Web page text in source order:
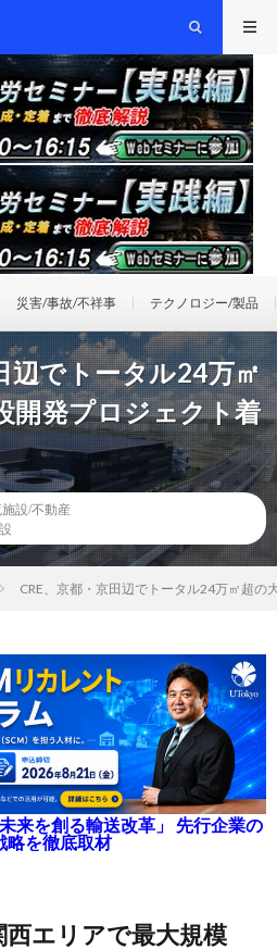
災害/事故/不祥事 テクノロジー/製品
辺でトータル24万㎡
開発プロジェクト着
設/不動産
CRE、京都・京田辺でトータル24万㎡超の
来を創る輸送改革」 先行企業の
略を徹底取材
西エリアで最大規模